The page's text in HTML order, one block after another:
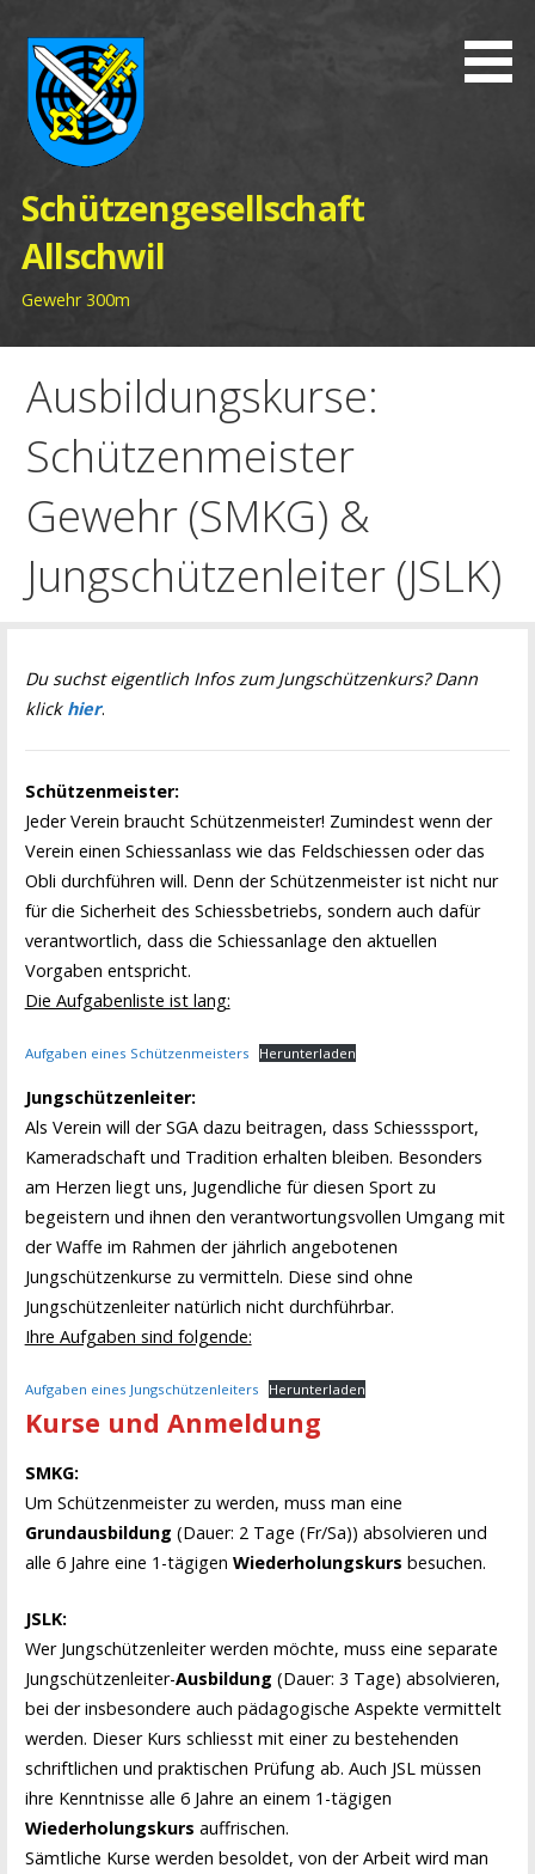
Inhalt
springen
Schützengesellschaft
Allschwil
Gewehr 300m
Ausbildungskurse:
Schützenmeister
Gewehr (SMKG) &
Jungschützenleiter (JSLK)
Du suchst eigentlich Infos zum Jungschützenkurs? Dann
klick hier.
Schützenmeister:
Jeder Verein braucht Schützenmeister! Zumindest wenn der
Verein einen Schiessanlass wie das Feldschiessen oder das
Obli durchführen will. Denn der Schützenmeister ist nicht nur
für die Sicherheit des Schiessbetriebs, sondern auch dafür
verantwortlich, dass die Schiessanlage den aktuellen
Vorgaben entspricht.
Die Aufgabenliste ist lang:
Aufgaben eines Schützenmeisters Herunterladen
Jungschützenleiter:
Als Verein will der SGA dazu beitragen, dass Schiesssport,
Kameradschaft und Tradition erhalten bleiben. Besonders
am Herzen liegt uns, Jugendliche für diesen Sport zu
begeistern und ihnen den verantwortungsvollen Umgang mit
der Waffe im Rahmen der jährlich angebotenen
Jungschützenkurse zu vermitteln. Diese sind ohne
Jungschützenleiter natürlich nicht durchführbar.
Ihre Aufgaben sind folgende:
Aufgaben eines Jungschützenleiters Herunterladen
Kurse und Anmeldung
SMKG:
Um Schützenmeister zu werden, muss man eine
Grundausbildung (Dauer: 2 Tage (Fr/Sa)) absolvieren und
alle 6 Jahre eine 1-tägigen Wiederholungskurs besuchen.
JSLK:
Wer Jungschützenleiter werden möchte, muss eine separate
Jungschützenleiter-Ausbildung (Dauer: 3 Tage) absolvieren,
bei der insbesondere auch pädagogische Aspekte vermittelt
werden. Dieser Kurs schliesst mit einer zu bestehenden
schriftlichen und praktischen Prüfung ab. Auch JSL müssen
ihre Kenntnisse alle 6 Jahre an einem 1-tägigen
Wiederholungskurs auffrischen.
Sämtliche Kurse werden besoldet, von der Arbeit wird man